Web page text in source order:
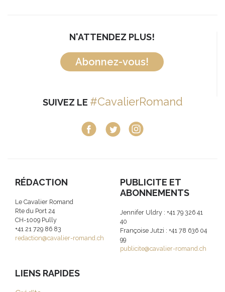
N'ATTENDEZ PLUS!
Abonnez-vous!
SUIVEZ LE #CavalierRomand
RÉDACTION
Le Cavalier Romand
Rte du Port 24
CH-1009 Pully
+41 21 729 86 83
redaction@cavalier-romand.ch
PUBLICITE ET
ABONNEMENTS
Jennifer Uldry : +41 79 326 41
40
Françoise Jutzi : +41 78 636 04
99
publicite@cavalier-romand.ch
LIENS RAPIDES